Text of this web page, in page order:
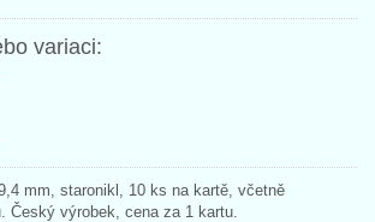
variaci:
mm, staronikl, 10 ks na kartě, včetně
Český výrobek, cena za 1 kartu.